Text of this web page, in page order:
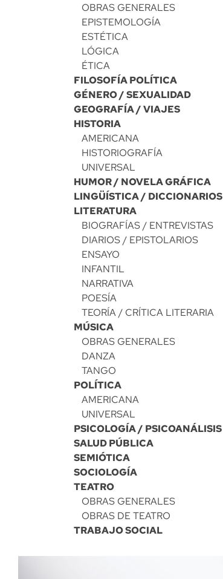
OBRAS GENERALES
EPISTEMOLOGÍA
ESTÉTICA
LÓGICA
ÉTICA
FILOSOFÍA POLÍTICA
GÉNERO / SEXUALIDAD
GEOGRAFÍA / VIAJES
HISTORIA
AMERICANA
HISTORIOGRAFÍA
UNIVERSAL
HUMOR / NOVELA GRÁFICA
LINGÜÍSTICA / DICCIONARIOS
LITERATURA
BIOGRAFÍAS / ENTREVISTAS
DIARIOS / EPISTOLARIOS
ENSAYO
INFANTIL
NARRATIVA
POESÍA
TEORÍA / CRÍTICA LITERARIA
MÚSICA
OBRAS GENERALES
DANZA
TANGO
POLÍTICA
AMERICANA
UNIVERSAL
PSICOLOGÍA / PSICOANÁLISIS
SALUD PÚBLICA
SEMIÓTICA
SOCIOLOGÍA
TEATRO
OBRAS GENERALES
OBRAS DE TEATRO
TRABAJO SOCIAL